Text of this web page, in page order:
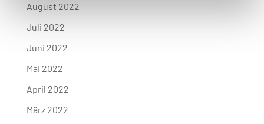
August 2022
Juli 2022
Juni 2022
Mai 2022
April 2022
März 2022